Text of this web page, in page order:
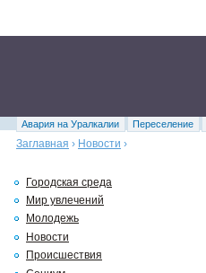
Авария на Уралкалии Переселение
Заглавная › Новости ›
Городская среда
Мир увлечений
Молодежь
Новости
Происшествия